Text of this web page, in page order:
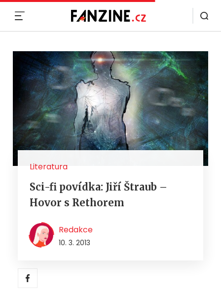
Literatura
Sci-fi povídka: Jiří Štraub –
Hovor s Rethorem
Redakce
10. 3. 2013